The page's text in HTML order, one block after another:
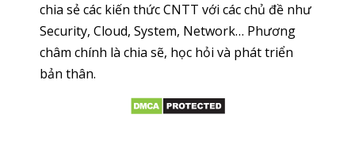
chia sẻ các kiến thức CNTT với các chủ đề như
Security, Cloud, System, Network… Phương
châm chính là chia sẽ, học hỏi và phát triển
bản thân.